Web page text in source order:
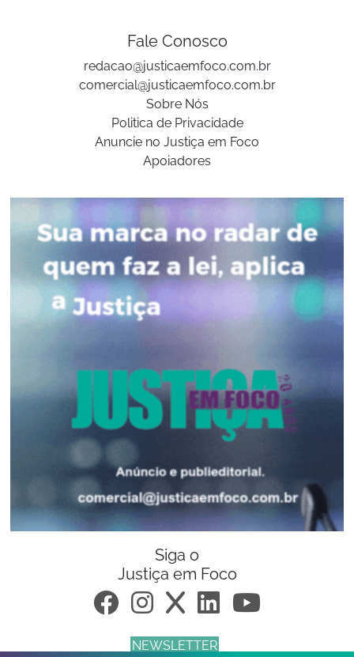
Fale Conosco
redacao@justicaemfoco.com.br
comercial@justicaemfoco.com.br
Sobre Nós
Politica de Privacidade
Anuncie no Justiça em Foco
Apoiadores
Siga o
Justiça em Foco
NEWSLETTER